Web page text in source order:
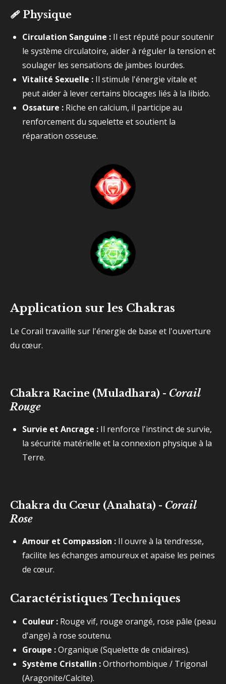
🩹 Physique
Circulation Sanguine : Il est réputé pour soutenir
le système circulatoire, aider à réguler la tension et
soulager les sensations de jambes lourdes.
Vitalité Sexuelle : Il stimule l'énergie vitale et
peut aider à lever certains blocages liés à la libido.
Ossature : Riche en calcium, il participe au
renforcement du squelette et soutient la
réparation osseuse.
Application sur les Chakras
Le Corail travaille sur l'énergie de base et l'ouverture
du cœur.
Chakra Racine (Muladhara) - Corail
Rouge
Survie et Ancrage : Il renforce l'instinct de survie,
la sécurité matérielle et la connexion physique à la
Terre.
Chakra du Cœur (Anahata) - Corail
Rose
Amour et Compassion : Il ouvre à la tendresse,
facilite les échanges amoureux et apaise les peines
de cœur.
Caractéristiques Techniques
Couleur : Rouge vif, rouge orangé, rose pâle (peau
d'ange) à rose soutenu.
Groupe :Organique (Squelette de cnidaires).
Système Cristallin :Orthorhombique / Trigonal
(Aragonite/Calcite).